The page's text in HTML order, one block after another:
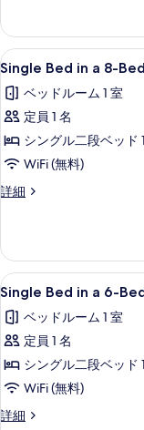
べ
て
の
写
真
を
表
示
14-
Bed
Ensuite
詳
細
Single
Bed
in
a
8-
Bed
Dorm
べ
て
の
写
真
を
表
示
5
Single Bed in a 8-
ベッドルーム 1 室
定員 1 名
シングル二段ベッド
WiFi (無料)
詳細
Single
8-
Bed
Dorm
詳
細
Single
Bed
in
a
6-
Bed
Ensuite
5
Single Bed in a 6-
ベッドルーム 1 室
定員 1 名
シングル二段ベッド
WiFi (無料)
詳細
Single